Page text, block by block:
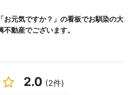
「お元気ですか？」の看板でお馴染の大
不動産でございます。
2.0 (2件)